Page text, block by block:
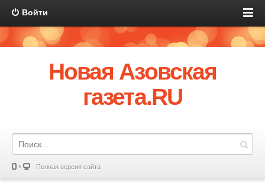
Войти
Новая Азовская
газета.RU
Полная версия сайта